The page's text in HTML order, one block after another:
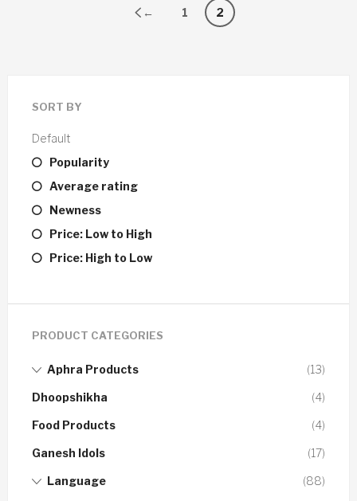
← 1 2
SORT BY
Default
Popularity
Average rating
Newness
Price: Low to High
Price: High to Low
PRODUCT CATEGORIES
Aphra Products (13)
Dhoopshikha (4)
Food Products (4)
Ganesh Idols (17)
Language (88)